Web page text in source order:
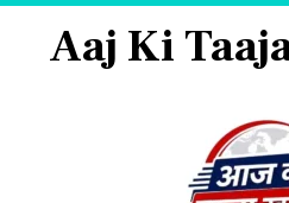
Aaj Ki